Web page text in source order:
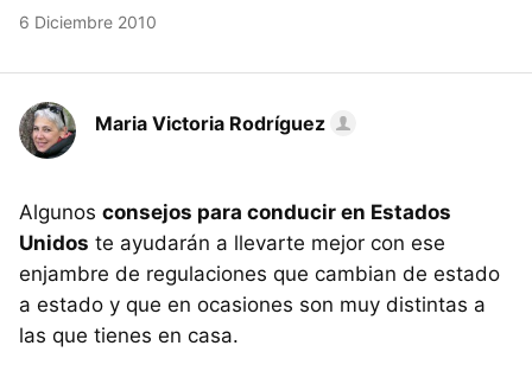
6 Diciembre 2010
Maria Victoria Rodríguez
Algunos consejos para conducir en Estados
Unidos te ayudarán a llevarte mejor con ese
enjambre de regulaciones que cambian de estado
a estado y que en ocasiones son muy distintas a
las que tienes en casa.